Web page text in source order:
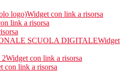
Widget con link a risorsa
link a risorsa
Widget
Widget con link a risorsa
con link a risorsa